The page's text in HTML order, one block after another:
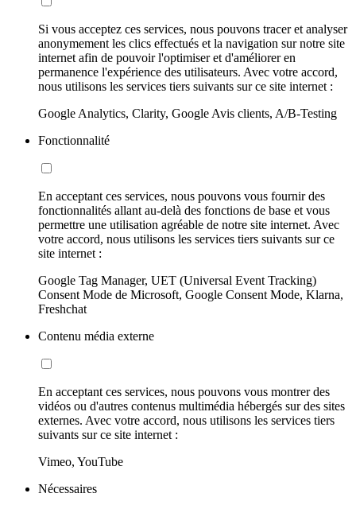
Si vous acceptez ces services, nous pouvons tracer et analyser
anonymement les clics effectués et la navigation sur notre site
internet afin de pouvoir l'optimiser et d'améliorer en
permanence l'expérience des utilisateurs. Avec votre accord,
nous utilisons les services tiers suivants sur ce site internet :
Google Analytics, Clarity, Google Avis clients, A/B-Testing
Fonctionnalité
En acceptant ces services, nous pouvons vous fournir des
fonctionnalités allant au-delà des fonctions de base et vous
permettre une utilisation agréable de notre site internet. Avec
votre accord, nous utilisons les services tiers suivants sur ce
site internet :
Google Tag Manager, UET (Universal Event Tracking)
Consent Mode de Microsoft, Google Consent Mode, Klarna,
Freshchat
Contenu média externe
En acceptant ces services, nous pouvons vous montrer des
vidéos ou d'autres contenus multimédia hébergés sur des sites
externes. Avec votre accord, nous utilisons les services tiers
suivants sur ce site internet :
Vimeo, YouTube
Nécessaires